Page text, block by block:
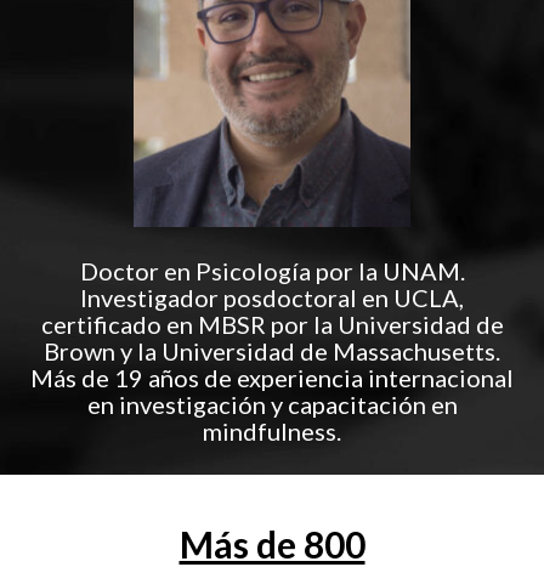
Doctor en Psicología por la UNAM.
Investigador posdoctoral en UCLA,
certificado en MBSR por la Universidad de
Brown y la Universidad de Massachusetts.
Más de 19 años de experiencia internacional
en investigación y capacitación en
mindfulness.
Más de 800